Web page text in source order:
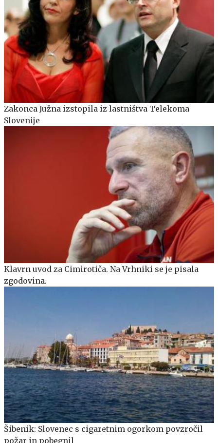
Zakonca Južna izstopila iz lastništva Telekoma
Slovenije
Klavrn uvod za Cimirotiča. Na Vrhniki se je pisala
zgodovina.
Šibenik: Slovenec s cigaretnim ogorkom povzročil
požar in pobegnil